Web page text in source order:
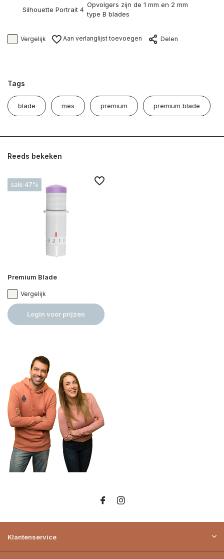
Silhouette Portrait 4
Opvolgers zijn de 1 mm en 2 mm
type B blades
Vergelijk Aan verlanglijst toevoegen Delen
Tags
blade mes premium premium blade
Reeds bekeken
sale 47%
Premium Blade
Vergelijk
Login voor prijzen
Klantenservice